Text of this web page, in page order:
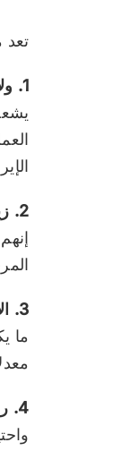
تعد
1. ولاء العملاء:
2. زيادة الإيرادات:
3. الاحتفاظ بالعملاء:
ما
4. رؤى أفضل للعملاء: